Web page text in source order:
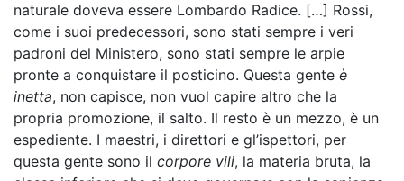
naturale doveva essere Lombardo Radice. […] Rossi,
come i suoi predecessori, sono stati sempre i veri
padroni del Ministero, sono stati sempre le arpie
pronte a conquistare il posticino. Questa gente è
inetta, non capisce, non vuol capire altro che la
propria promozione, il salto. Il resto è un mezzo, è un
espediente. I maestri, i direttori e gl’ispettori, per
questa gente sono il corpore vili, la materia bruta, la